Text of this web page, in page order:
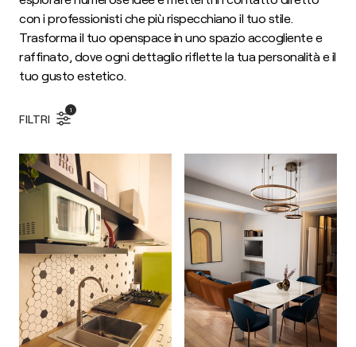
con i professionisti che più rispecchiano il tuo stile.
Trasforma il tuo openspace in uno spazio accogliente e
raffinato, dove ogni dettaglio riflette la tua personalità e il
tuo gusto estetico.
FILTRI
1